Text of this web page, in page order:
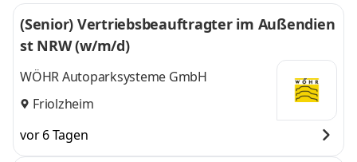
(Senior) Vertriebsbeauftragter im Außendien
st NRW (w/m/d)
WÖHR Autoparksysteme GmbH
Friolzheim
vor 6 Tagen